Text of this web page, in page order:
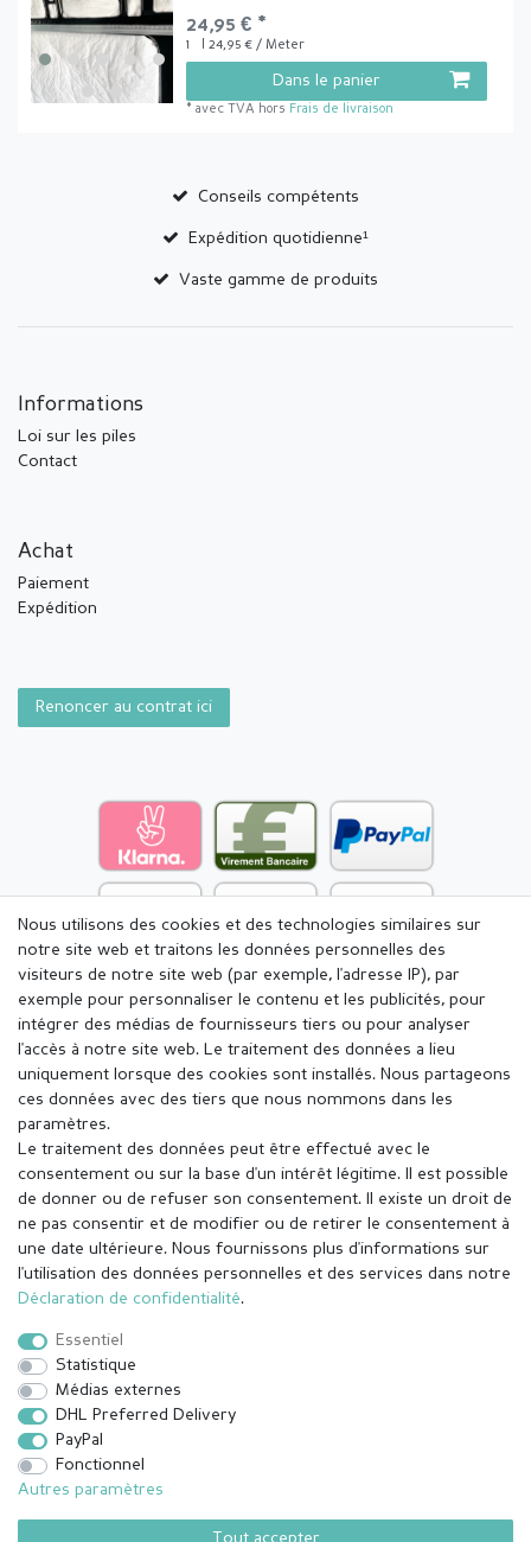
24,95 € *
1 | 24,95 € / Meter
Dans le panier
*avec TVA hors Frais de livraison
Conseils compétents
Expédition quotidienne¹
Vaste gamme de produits
Informations
Loi sur les piles
Contact
Achat
Paiement
Expédition
Renoncer au contrat ici
Mentions légales Déclaration de confidentialité
Rétracter le contrat ici
© Copyright 2026 | Tous droits réservés.
Nous utilisons des cookies et des technologies similaires sur
notre site web et traitons les données personnelles des
visiteurs de notre site web (par exemple, l'adresse IP), par
exemple pour personnaliser le contenu et les publicités, pour
intégrer des médias de fournisseurs tiers ou pour analyser
l'accès à notre site web. Le traitement des données a lieu
uniquement lorsque des cookies sont installés. Nous partageons
ces données avec des tiers que nous nommons dans les
paramètres.
Le traitement des données peut être effectué avec le
consentement ou sur la base d'un intérêt légitime. Il est possible
de donner ou de refuser son consentement. Il existe un droit de
ne pas consentir et de modifier ou de retirer le consentement à
une date ultérieure. Nous fournissons plus d'informations sur
l'utilisation des données personnelles et des services dans notre
Déclaration de confidentialité.
Essentiel
Statistique
Médias externes
DHL Preferred Delivery
PayPal
Fonctionnel
Autres paramètres
Tout accepter